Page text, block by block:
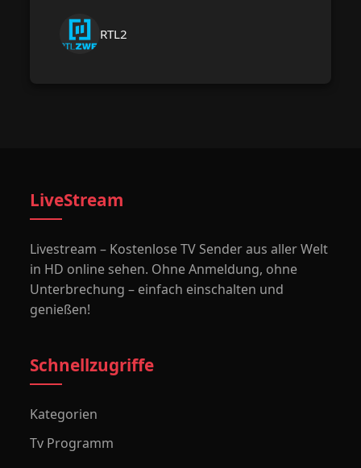
RTL2
LiveStream
Livestream – Kostenlose TV Sender aus aller Welt
in HD online sehen. Ohne Anmeldung, ohne
Unterbrechung – einfach einschalten und
genießen!
Schnellzugriffe
Kategorien
Tv Programm